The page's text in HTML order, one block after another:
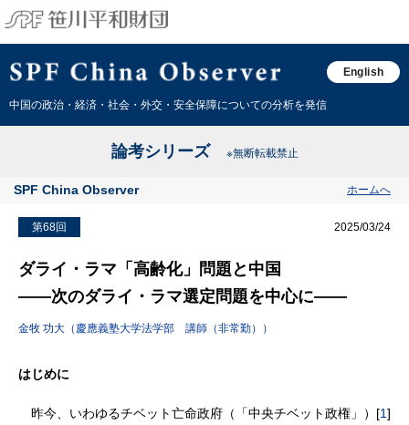
English
中国の政治・経済・社会・外交・安全保障についての分析を発信
論考シリーズ ※無断転載禁止
SPF China Observer ホームへ
第68回 2025/03/24
ダライ・ラマ「高齢化」問題と中国
――次のダライ・ラマ選定問題を中心に――
金牧 功大（慶應義塾大学法学部 講師（非常勤））
はじめに
昨今、いわゆるチベット亡命政府（「中央チベット政権」）[1]